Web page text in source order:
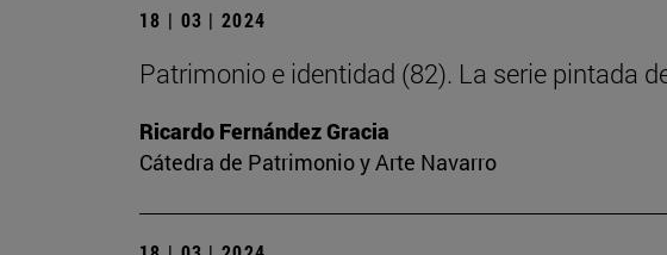
18 | 03 | 2024
Patrimonio e identidad (82). La serie pintada
Ricardo Fernández Gracia
Cátedra de Patrimonio y Arte Navarro